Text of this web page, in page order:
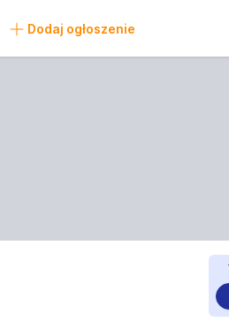
Dodaj ogłoszenie